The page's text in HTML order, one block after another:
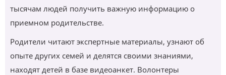
тысячам людей получить важную информацию о
приемном родительстве.
Родители читают экспертные материалы, узнают об
опыте других семей и делятся своими знаниями,
находят детей в базе видеоанкет. Волонтеры